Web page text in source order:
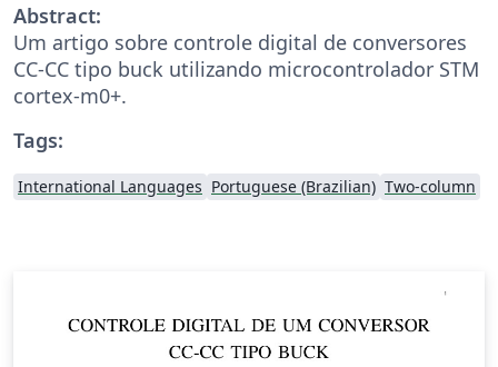
Abstract:
Um artigo sobre controle digital de conversores
CC-CC tipo buck utilizando microcontrolador STM
cortex-m0+.
Tags:
International Languages Portuguese (Brazilian) Two-column